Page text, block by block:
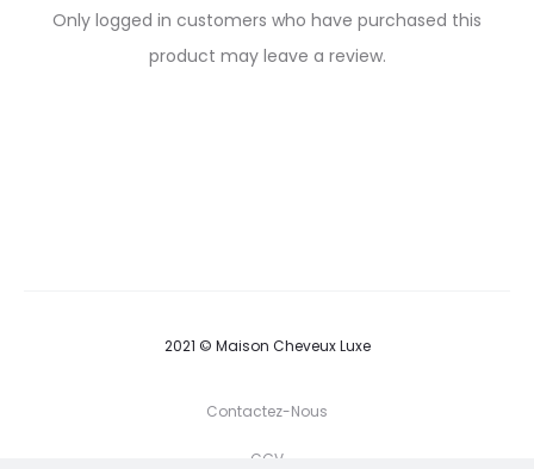
Only logged in customers who have purchased this
product may leave a review.
2021 © Maison Cheveux Luxe
Contactez-Nous
CGV